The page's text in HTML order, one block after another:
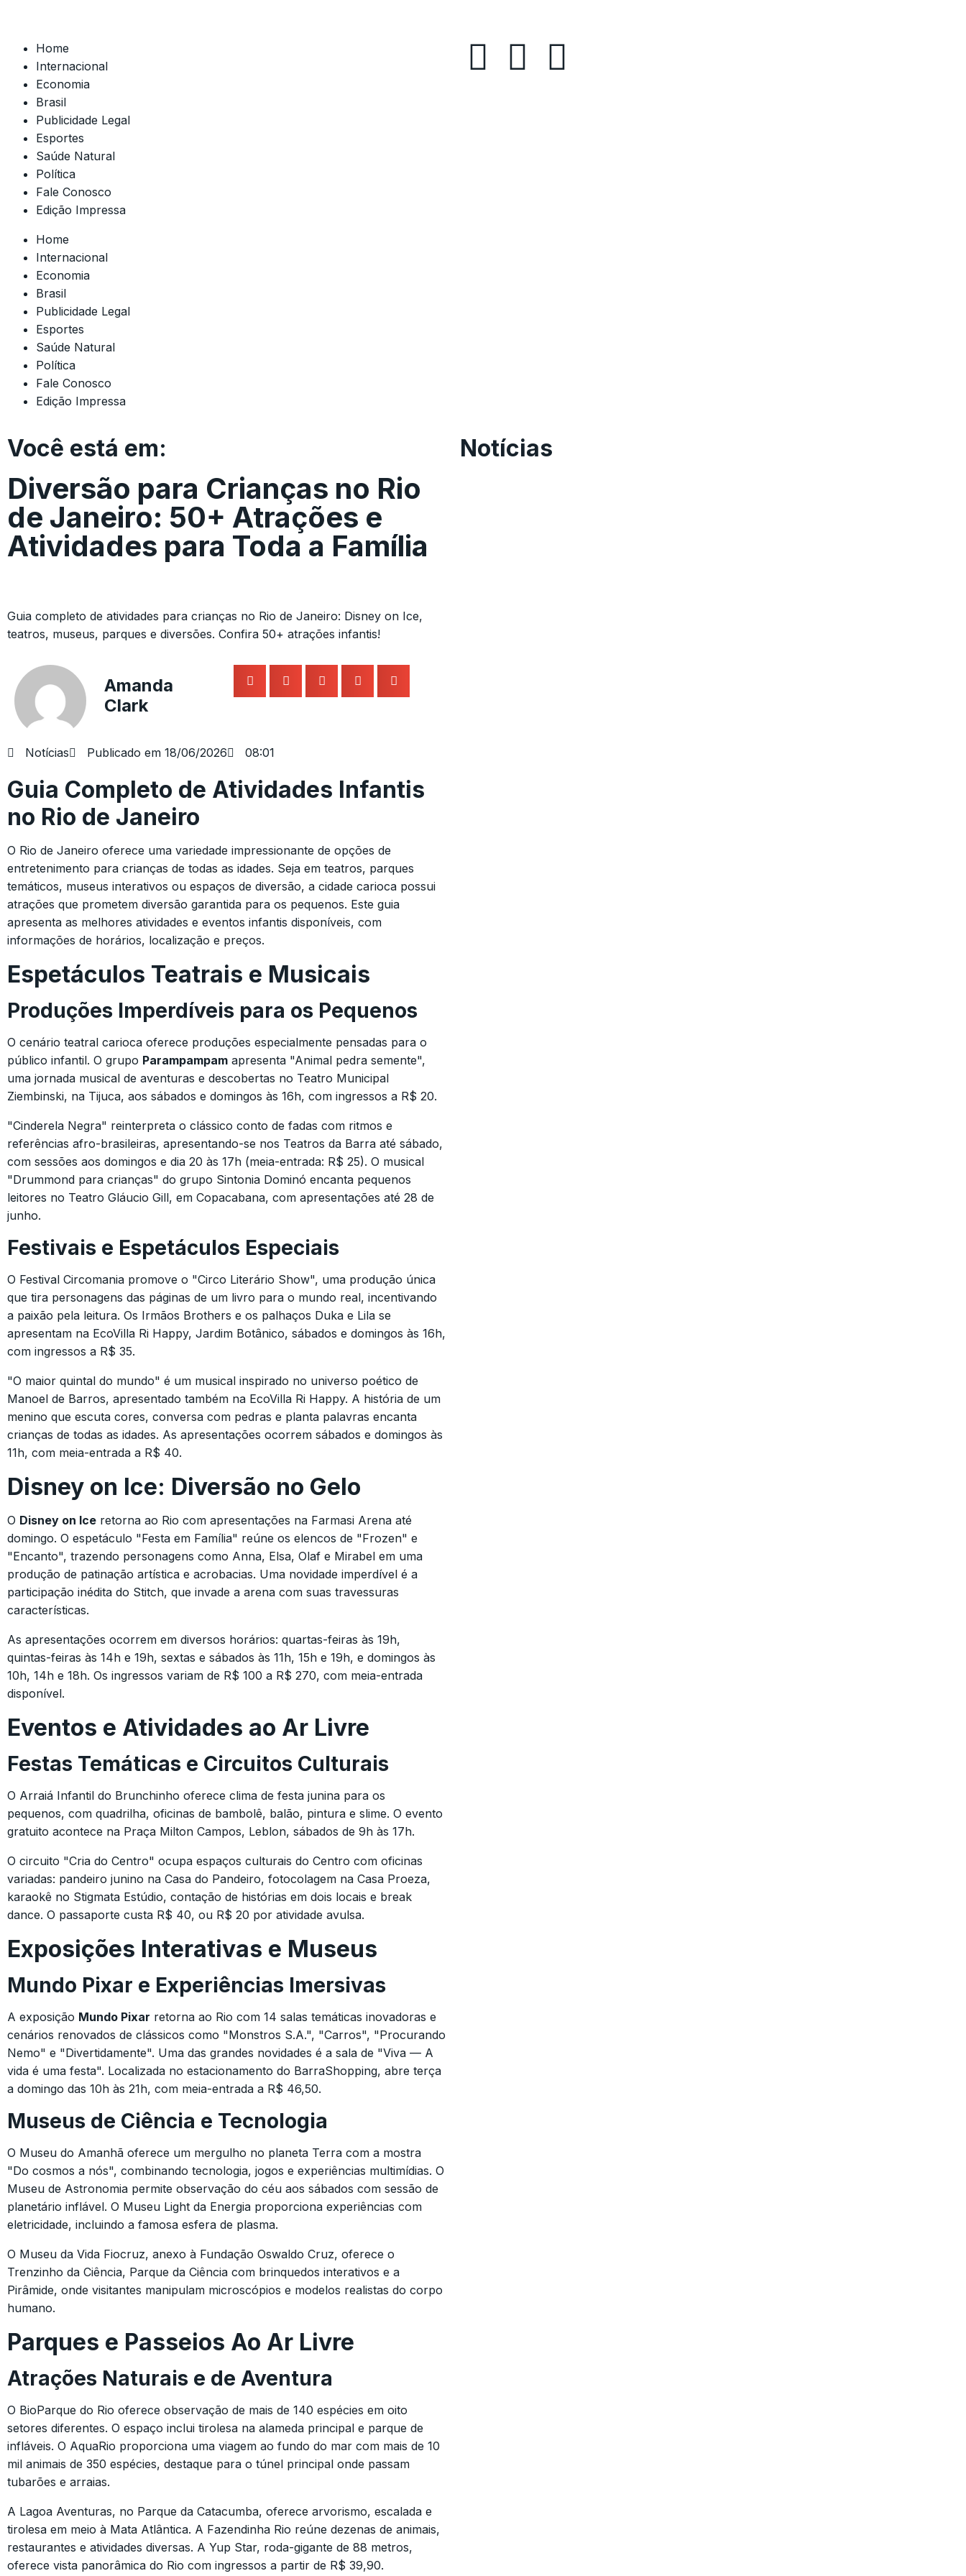
Home
Internacional
Economia
Brasil
Publicidade Legal
Esportes
Saúde Natural
Política
Fale Conosco
Edição Impressa
Home
Internacional
Economia
Brasil
Publicidade Legal
Esportes
Saúde Natural
Política
Fale Conosco
Edição Impressa
Você está em: Notícias
Diversão para Crianças no Rio
de Janeiro: 50+ Atrações e
Atividades para Toda a Família
Guia completo de atividades para crianças no Rio de Janeiro: Disney on Ice,
teatros, museus, parques e diversões. Confira 50+ atrações infantis!
Amanda
Clark
Notícias Publicado em 18/06/2026 08:01
Guia Completo de Atividades Infantis
no Rio de Janeiro
O Rio de Janeiro oferece uma variedade impressionante de opções de
entretenimento para crianças de todas as idades. Seja em teatros, parques
temáticos, museus interativos ou espaços de diversão, a cidade carioca possui
atrações que prometem diversão garantida para os pequenos. Este guia
apresenta as melhores atividades e eventos infantis disponíveis, com
informações de horários, localização e preços.
Espetáculos Teatrais e Musicais
Produções Imperdíveis para os Pequenos
O cenário teatral carioca oferece produções especialmente pensadas para o
público infantil. O grupo Parampampam apresenta "Animal pedra semente",
uma jornada musical de aventuras e descobertas no Teatro Municipal
Ziembinski, na Tijuca, aos sábados e domingos às 16h, com ingressos a R$ 20.
"Cinderela Negra" reinterpreta o clássico conto de fadas com ritmos e
referências afro-brasileiras, apresentando-se nos Teatros da Barra até sábado,
com sessões aos domingos e dia 20 às 17h (meia-entrada: R$ 25). O musical
"Drummond para crianças" do grupo Sintonia Dominó encanta pequenos
leitores no Teatro Gláucio Gill, em Copacabana, com apresentações até 28 de
junho.
Festivais e Espetáculos Especiais
O Festival Circomania promove o "Circo Literário Show", uma produção única
que tira personagens das páginas de um livro para o mundo real, incentivando
a paixão pela leitura. Os Irmãos Brothers e os palhaços Duka e Lila se
apresentam na EcoVilla Ri Happy, Jardim Botânico, sábados e domingos às 16h,
com ingressos a R$ 35.
"O maior quintal do mundo" é um musical inspirado no universo poético de
Manoel de Barros, apresentado também na EcoVilla Ri Happy. A história de um
menino que escuta cores, conversa com pedras e planta palavras encanta
crianças de todas as idades. As apresentações ocorrem sábados e domingos às
11h, com meia-entrada a R$ 40.
Disney on Ice: Diversão no Gelo
O Disney on Ice retorna ao Rio com apresentações na Farmasi Arena até
domingo. O espetáculo "Festa em Família" reúne os elencos de "Frozen" e
"Encanto", trazendo personagens como Anna, Elsa, Olaf e Mirabel em uma
produção de patinação artística e acrobacias. Uma novidade imperdível é a
participação inédita do Stitch, que invade a arena com suas travessuras
características.
As apresentações ocorrem em diversos horários: quartas-feiras às 19h,
quintas-feiras às 14h e 19h, sextas e sábados às 11h, 15h e 19h, e domingos às
10h, 14h e 18h. Os ingressos variam de R$ 100 a R$ 270, com meia-entrada
disponível.
Eventos e Atividades ao Ar Livre
Festas Temáticas e Circuitos Culturais
O Arraiá Infantil do Brunchinho oferece clima de festa junina para os
pequenos, com quadrilha, oficinas de bambolê, balão, pintura e slime. O evento
gratuito acontece na Praça Milton Campos, Leblon, sábados de 9h às 17h.
O circuito "Cria do Centro" ocupa espaços culturais do Centro com oficinas
variadas: pandeiro junino na Casa do Pandeiro, fotocolagem na Casa Proeza,
karaokê no Stigmata Estúdio, contação de histórias em dois locais e break
dance. O passaporte custa R$ 40, ou R$ 20 por atividade avulsa.
Exposições Interativas e Museus
Mundo Pixar e Experiências Imersivas
A exposição Mundo Pixar retorna ao Rio com 14 salas temáticas inovadoras e
cenários renovados de clássicos como "Monstros S.A.", "Carros", "Procurando
Nemo" e "Divertidamente". Uma das grandes novidades é a sala de "Viva — A
vida é uma festa". Localizada no estacionamento do BarraShopping, abre terça
a domingo das 10h às 21h, com meia-entrada a R$ 46,50.
Museus de Ciência e Tecnologia
O Museu do Amanhã oferece um mergulho no planeta Terra com a mostra
"Do cosmos a nós", combinando tecnologia, jogos e experiências multimídias. O
Museu de Astronomia permite observação do céu aos sábados com sessão de
planetário inflável. O Museu Light da Energia proporciona experiências com
eletricidade, incluindo a famosa esfera de plasma.
O Museu da Vida Fiocruz, anexo à Fundação Oswaldo Cruz, oferece o
Trenzinho da Ciência, Parque da Ciência com brinquedos interativos e a
Pirâmide, onde visitantes manipulam microscópios e modelos realistas do corpo
humano.
Parques e Passeios Ao Ar Livre
Atrações Naturais e de Aventura
O BioParque do Rio oferece observação de mais de 140 espécies em oito
setores diferentes. O espaço inclui tirolesa na alameda principal e parque de
infláveis. O AquaRio proporciona uma viagem ao fundo do mar com mais de 10
mil animais de 350 espécies, destaque para o túnel principal onde passam
tubarões e arraias.
A Lagoa Aventuras, no Parque da Catacumba, oferece arvorismo, escalada e
tirolesa em meio à Mata Atlântica. A Fazendinha Rio reúne dezenas de animais,
restaurantes e atividades diversas. A Yup Star, roda-gigante de 88 metros,
oferece vista panorâmica do Rio com ingressos a partir de R$ 39,90.